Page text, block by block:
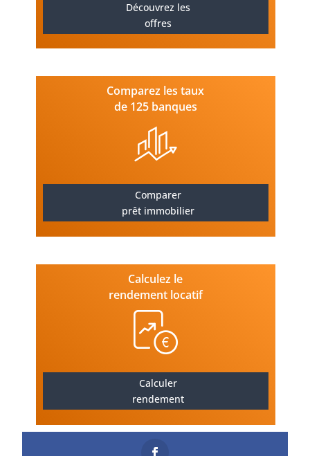
Découvrez les
offres
Comparez les taux
de 125 banques
Comparer
prêt immobilier
Calculez le
rendement locatif
Calculer
rendement